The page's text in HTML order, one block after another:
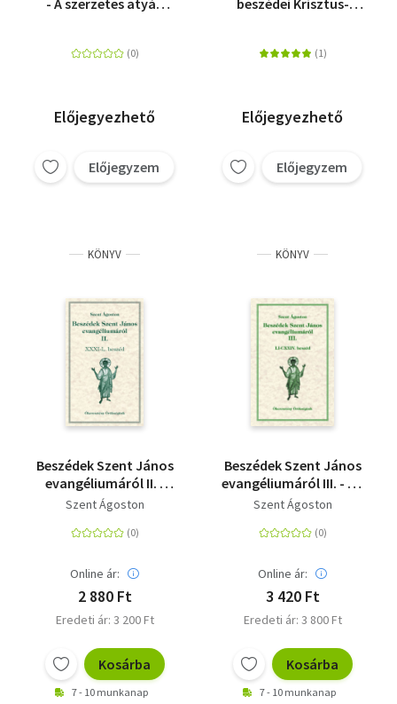
- A szerzetes atyák
gyűjteménye
Előjegyezhető
Előjegyzem
beszédei Krisztus-
Előjegyezhető
Előjegyzem
KÖNYV
Beszédek Szent János
evangéliumáról II. -
XXXI-L. beszéd -
örökségünk 12.
Szent Ágoston
Online ár:
2 880 Ft
Eredeti ár: 3 200 Ft
Kosárba
7 - 10 munkanap
KÖNYV
Beszédek Szent János
evangéliumáról III. - LI-
CXXIV. beszéd -
örökségünk 13.
Szent Ágoston
Online ár:
3 420 Ft
Eredeti ár: 3 800 Ft
Kosárba
7 - 10 munkanap